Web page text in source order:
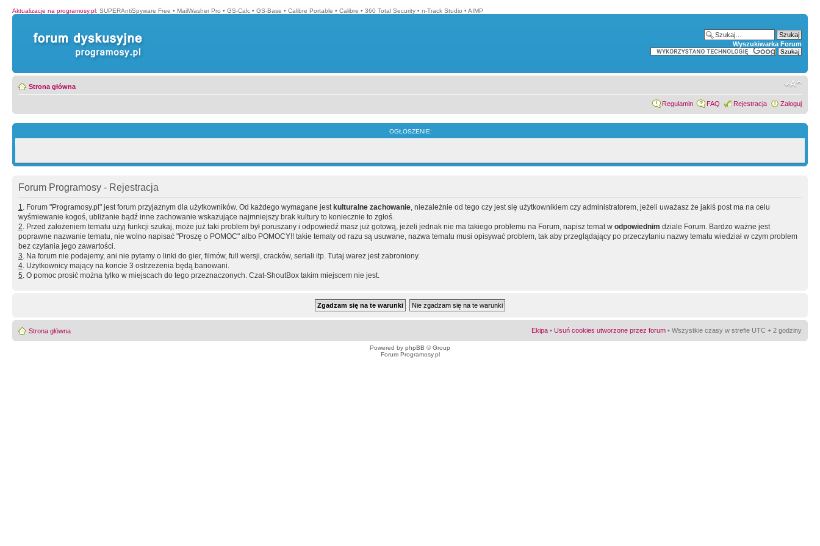
Aktualizacje na programosy.pl: SUPERAntiSpyware Free • MailWasher Pro • GS-Calc • GS-Base • Calibre Portable • Calibre • 360 Total Security • n-Track Studio • AIMP
Wyszukiwarka Forum
Strona główna
Regulamin FAQ Rejestracja Zaloguj
OGŁOSZENIE:
Forum Programosy - Rejestracja
1. Forum "Programosy.pl" jest forum przyjaznym dla użytkowników. Od każdego wymagane jest kulturalne zachowanie, niezależnie od tego czy jest się użytkownikiem czy administratorem, jeżeli uważasz że jakiś post ma na celu
wyśmiewanie kogoś, ubliżanie bądź inne zachowanie wskazujące najmniejszy brak kultury to koniecznie to zgłoś.
2. Przed założeniem tematu użyj funkcji szukaj, może już taki problem był poruszany i odpowiedź masz już gotową, jeżeli jednak nie ma takiego problemu na Forum, napisz temat w odpowiednim dziale Forum. Bardzo ważne jest
poprawne nazwanie tematu, nie wolno napisać "Proszę o POMOC" albo POMOCY!! takie tematy od razu są usuwane, nazwa tematu musi opisywać problem, tak aby przeglądający po przeczytaniu nazwy tematu wiedział w czym problem
bez czytania jego zawartości.
3. Na forum nie podajemy, ani nie pytamy o linki do gier, filmów, full wersji, cracków, seriali itp. Tutaj warez jest zabroniony.
4. Użytkownicy mający na koncie 3 ostrzeżenia będą banowani.
5. O pomoc prosić można tylko w miejscach do tego przeznaczonych. Czat-ShoutBox takim miejscem nie jest.
Strona główna Ekipa • Usuń cookies utworzone przez forum • Wszystkie czasy w strefie UTC + 2 godziny
Powered by phpBB © Group
Forum Programosy.pl